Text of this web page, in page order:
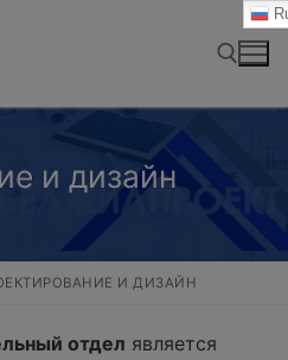
и дизайн
И ДИЗАЙН
отдел является